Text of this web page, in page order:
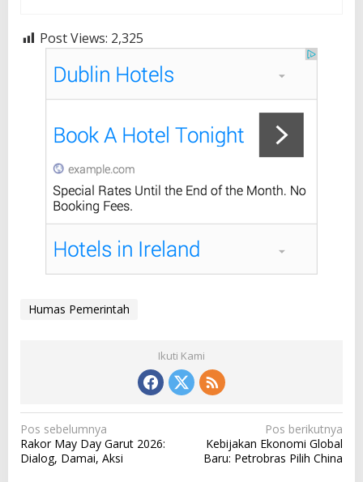
Post Views: 2,325
Humas Pemerintah
Ikuti Kami
N
a
Pos sebelumnya
Rakor May Day Garut 2026:
Dialog, Damai, Aksi
Pos berikutnya
Kebijakan Ekonomi Global
Baru: Petrobras Pilih China